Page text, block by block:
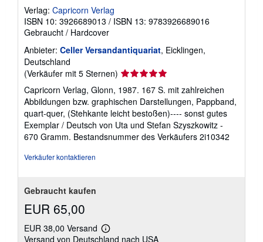
Verlag: Capricorn Verlag
ISBN 10: 3926689013 / ISBN 13: 9783926689016
Gebraucht / Hardcover
Anbieter: Celler Versandantiquariat, Eicklingen,
Deutschland
(Verkäufer mit 5 Sternen) Verkäuferbewertung
5
von
5
Sternen
Capricorn Verlag, Glonn, 1987. 167 S. mit zahlreichen
Abbildungen bzw. graphischen Darstellungen, Pappband,
quart-quer, (Stehkante leicht bestoßen)---- sonst gutes
Exemplar / Deutsch von Uta und Stefan Szyszkowitz -
670 Gramm. Bestandsnummer des Verkäufers 2i10342
Verkäufer kontaktieren
Gebraucht kaufen
EUR 65,00
EUR 38,00 Versand
Weitere
Versand von Deutschland nach USA